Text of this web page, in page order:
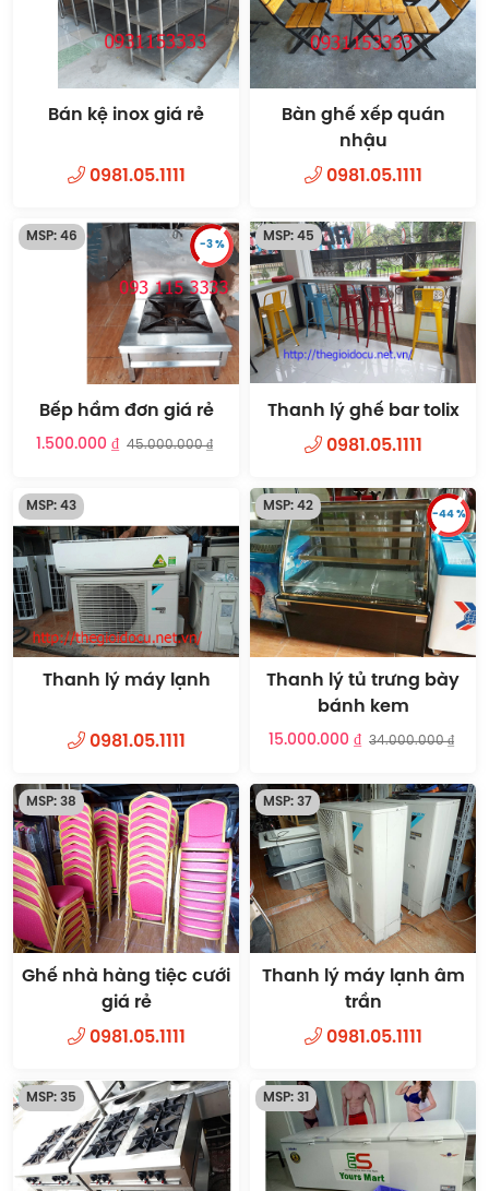
Bán kệ inox giá rẻ
0981.05.1111
Bàn ghế xếp quán
nhậu
0981.05.1111
MSP: 46
-3 %
Bếp hầm đơn giá rẻ
1.500.000 ₫ 45.000.000 ₫
MSP: 45
Thanh lý ghế bar tolix
0981.05.1111
MSP: 43
Thanh lý máy lạnh
0981.05.1111
MSP: 42
-44 %
Thanh lý tủ trưng bày
bánh kem
15.000.000 ₫ 34.000.000 ₫
MSP: 38
Ghế nhà hàng tiệc cưới
giá rẻ
0981.05.1111
MSP: 37
Thanh lý máy lạnh âm
trần
0981.05.1111
MSP: 35 MSP: 31